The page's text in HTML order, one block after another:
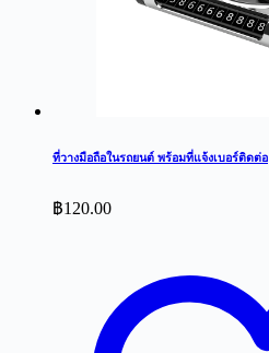
ที่วางมือถือในรถยนต์ พร้อมที่แจ้งเบอร์ติดต่อ
฿120.00